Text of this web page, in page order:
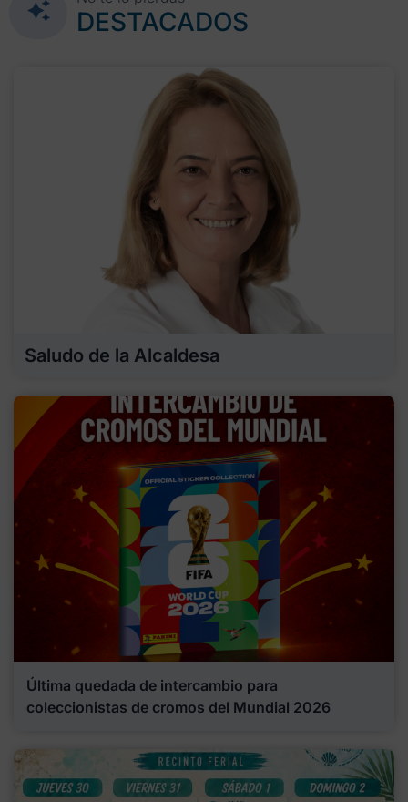
DESTACADOS
Saludo de la Alcaldesa
Última quedada de intercambio para
coleccionistas de cromos del Mundial 2026